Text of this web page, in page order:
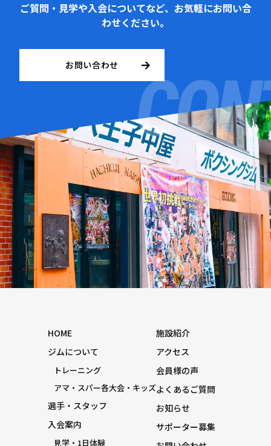
ご質問・見学や入会についてなど、お気軽にお問い合
わせください。
お問い合わせ
HOME
ジムについて
トレーニング
アマ・スパー各大会・キッズ
選手・スタッフ
入会案内
見学・1日体験
施設紹介
アクセス
会員様の声
よくあるご質問
お知らせ
サポーター募集